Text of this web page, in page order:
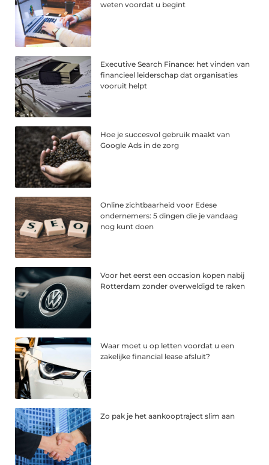
weten voordat u begint
Executive Search Finance: het vinden van
financieel leiderschap dat organisaties
vooruit helpt
Hoe je succesvol gebruik maakt van
Google Ads in de zorg
Online zichtbaarheid voor Edese
ondernemers: 5 dingen die je vandaag
nog kunt doen
Voor het eerst een occasion kopen nabij
Rotterdam zonder overweldigd te raken
Waar moet u op letten voordat u een
zakelijke financial lease afsluit?
Zo pak je het aankooptraject slim aan